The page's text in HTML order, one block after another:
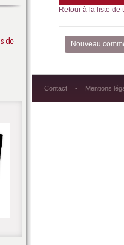
Retour à la liste de
Nouveau
Contact Mentions